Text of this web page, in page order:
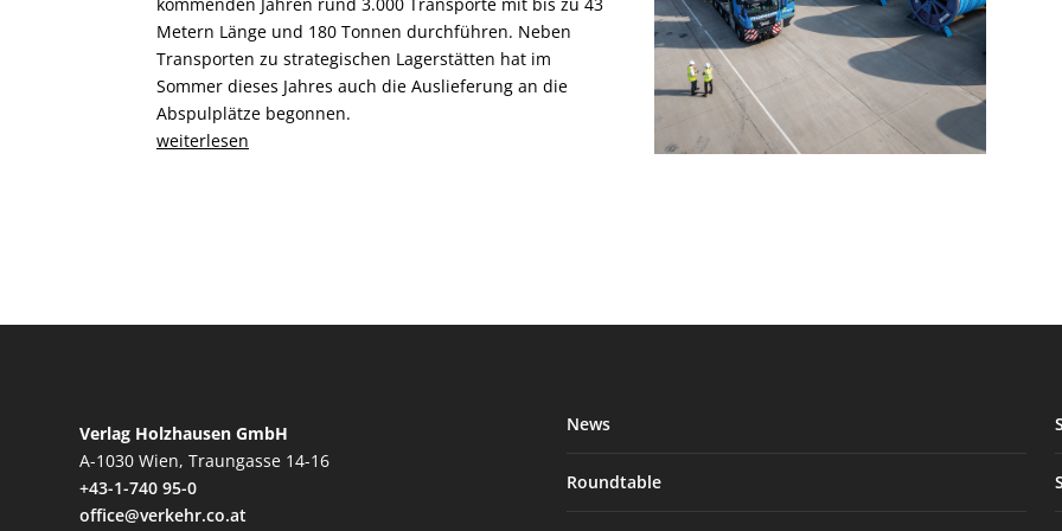
kommenden Jahren rund 3.000 Transporte mit bis zu 43
Metern Länge und 180 Tonnen durchführen. Neben
Transporten zu strategischen Lagerstätten hat im
Sommer dieses Jahres auch die Auslieferung an die
Abspulplätze begonnen.
weiterlesen
Verlag Holzhausen GmbH
A-1030 Wien, Traungasse 14-16
+43-1-740 95-0
office@verkehr.co.at
News
Roundtable